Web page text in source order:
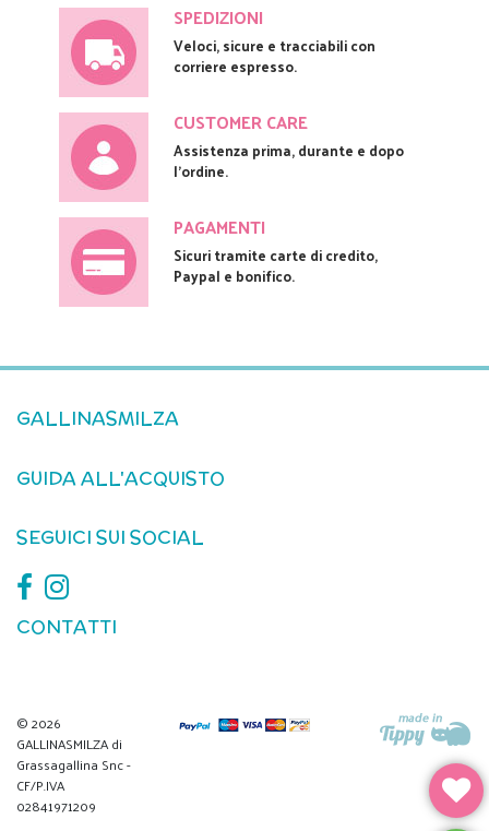
SPEDIZIONI
Veloci, sicure e tracciabili con
corriere espresso.
CUSTOMER CARE
Assistenza prima, durante e dopo
l'ordine.
PAGAMENTI
Sicuri tramite carte di credito,
Paypal e bonifico.
GALLINASMILZA
GUIDA ALL'ACQUISTO
SEGUICI SUI SOCIAL
CONTATTI
© 2026
GALLINASMILZA di
Grassagallina Snc -
CF/P.IVA
02841971209